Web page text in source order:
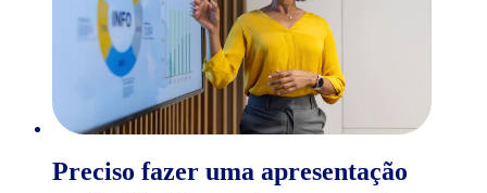
Preciso fazer uma apresentação